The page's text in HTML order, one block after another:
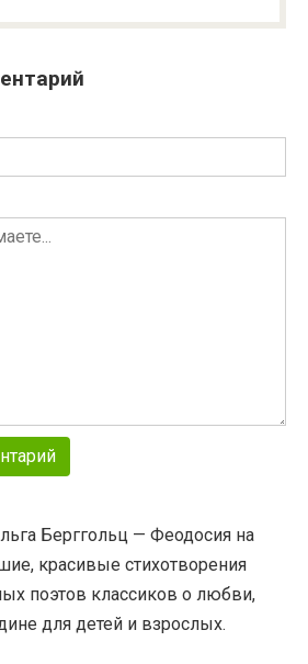
Берггольц — Феодосия на
красивые стихотворения
поэтов классиков о любви,
для детей и взрослых.